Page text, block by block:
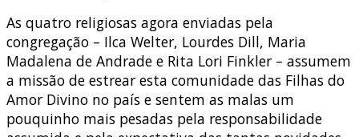
As quatro religiosas agora enviadas pela
congregação – Ilca Welter, Lourdes Dill, Maria
Madalena de Andrade e Rita Lori Finkler – assumem
a missão de estrear esta comunidade das Filhas do
Amor Divino no país e sentem as malas um
pouquinho mais pesadas pela responsabilidade